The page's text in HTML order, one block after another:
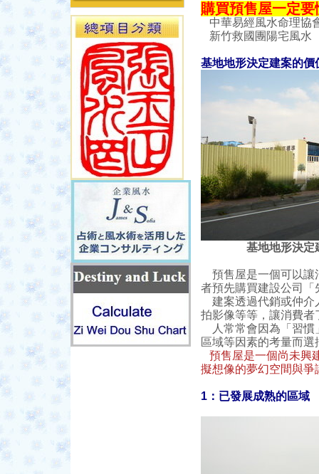
購買預售屋一定要
中華易經風水命理協
新竹救國團陽宅風水
基地地形決定建案的價
基地地形決定
預售屋是一個可以讓
者預先購買建設公司「
建案透過代銷或仲介
拍影像等等，讓消費
人常常會因為「習慣
區域等因素的考量而
預售屋是一個尚未興
擬想像的夢幻空間與爭
1：已發展成熟的區域